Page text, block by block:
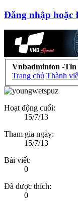
Đăng nhập hoặc
Vnbadminton -
Trang chủ Thành
Hoạt động cuối:
15/7/13
Tham gia ngày:
15/7/13
Bài viết:
0
Đã được thích:
0